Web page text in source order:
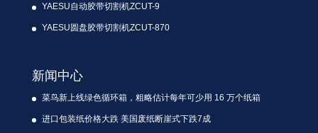
YAESU自动胶带切割机ZCUT-9
YAESU圆盘胶带切割机ZCUT-870
新闻中心
菜鸟新上线绿色循环箱，粗略估计每年可少用 16 万个纸箱
进口包装纸价格大跌 美国废纸断崖式下跌7成